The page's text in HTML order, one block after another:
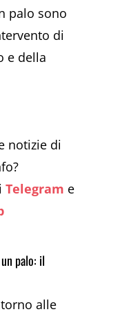
palo sono
di
e della
notizie di
Telegram e
palo: il
alle